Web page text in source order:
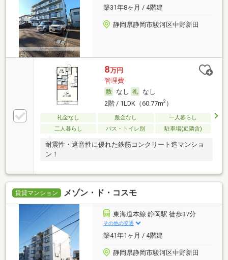
築31年8ヶ月 / 4階建
静岡県静岡市駿河区中野新田
8万円
管理費-
なし
なし
2階 / 1LDK（60.77m2）
礼金なし 敷金なし
一人暮らし
二人暮らし
バス・トイレ別 駐車場(近隣含)
耐震性・遮音性に優れた鉄筋コンクリート造マンショ
ン！
賃貸マンション メゾン・ド・コスモ
東海道本線 静岡駅 徒歩37分
その他の交通
築41年1ヶ月 / 4階建
静岡県静岡市駿河区中野新田